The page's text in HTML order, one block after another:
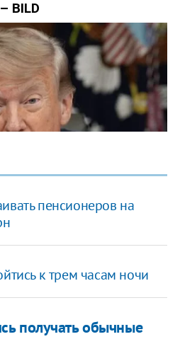
пенсионеров на
к трем часам ночи
получать обычные